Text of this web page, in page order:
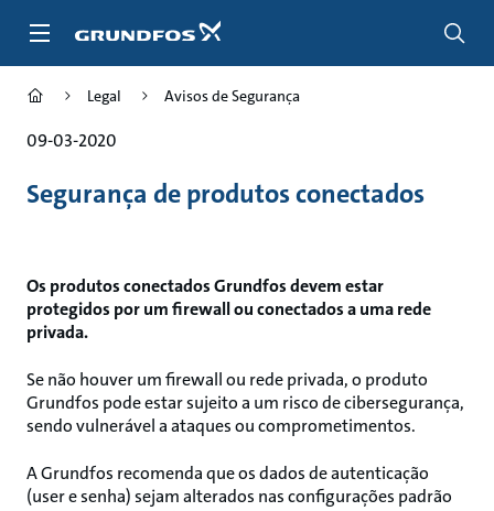
para
Legal Avisos de Segurança
09-03-2020
Segurança de produtos conectados
Os produtos conectados Grundfos devem estar
protegidos por um firewall ou conectados a uma rede
privada.
Se não houver um firewall ou rede privada, o produto
Grundfos pode estar sujeito a um risco de cibersegurança,
sendo vulnerável a ataques ou comprometimentos.
A Grundfos recomenda que os dados de autenticação
(user e senha) sejam alterados nas configurações padrão